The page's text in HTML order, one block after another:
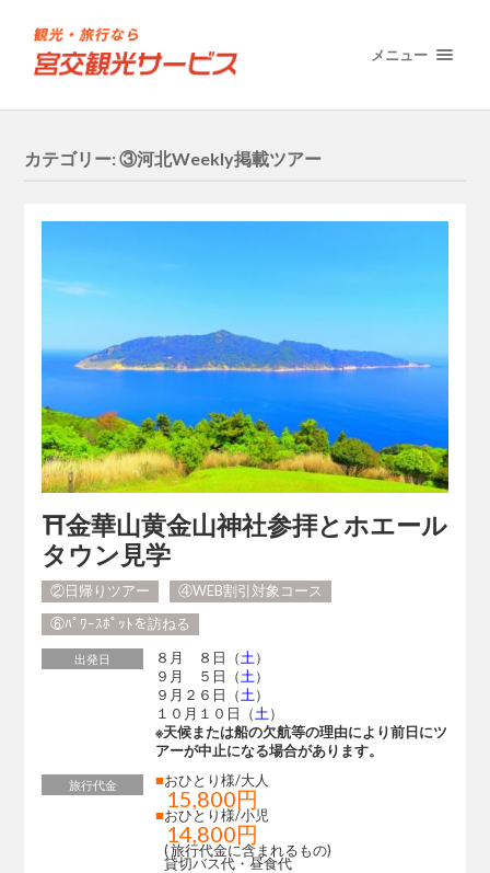
メニュー
カテゴリー:③河北Weekly掲載ツアー
⛩金華山黄金山神社参拝とホエール
タウン見学
②日帰りツアー
④WEB割引対象コース
⑥ﾊﾟﾜｰｽﾎﾟｯﾄを訪ねる
出発日 ８月 ８日（土）
９月 ５日（土）
９月２６日（土）
１０月１０日（土）
※天候または船の欠航等の理由により前日にツ
アーが中止になる場合があります。
旅行代金 ■おひとり様/大人
15,800円
■おひとり様/小児
14,800円
( 旅行代金に含まれるもの)
貸切バス代・昼食代